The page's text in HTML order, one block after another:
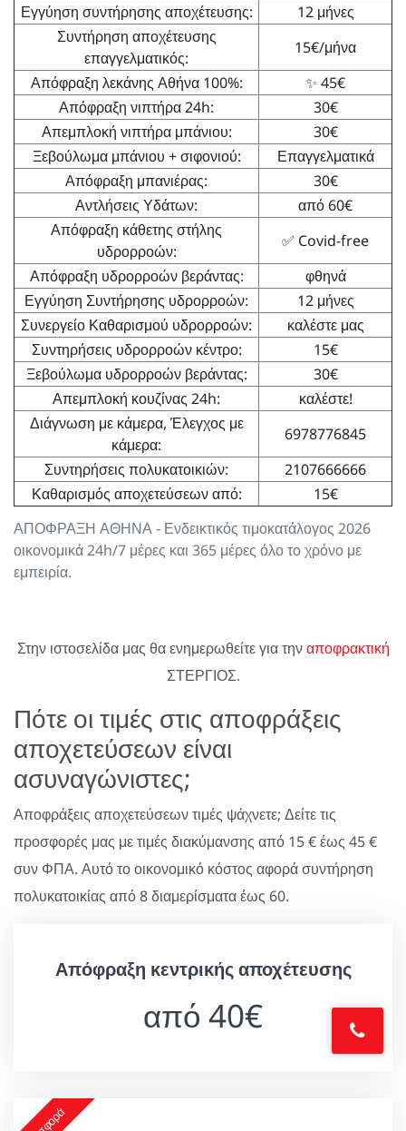
ΑΠΟΦΡΑΞΗ ΑΘΗΝΑ - Ενδεικτικός τιμοκατάλογος 2026
οικονομικά 24h/7 μέρες και 365 μέρες όλο το χρόνο με
εμπειρία.
Εγγύηση συντήρησης αποχέτευσης:
12 μήνες
Συντήρηση αποχέτευσης
επαγγελματικός:
15€/μήνα
Απόφραξη λεκάνης Αθήνα 100%:
✨ 45€
Απόφραξη νιπτήρα 24h:
30€
Απεμπλοκή νιπτήρα μπάνιου:
30€
Ξεβούλωμα μπάνιου + σιφονιού:
Επαγγελματικά
Απόφραξη μπανιέρας:
30€
Αντλήσεις Υδάτων:
από 60€
Απόφραξη κάθετης στήλης
υδρορροών:
✅ Covid-free
Απόφραξη υδρορροών βεράντας:
φθηνά
Εγγύηση Συντήρησης υδρορροών:
12 μήνες
Συνεργείο Καθαρισμού υδρορροών:
καλέστε μας
Συντηρήσεις υδρορροών κέντρο:
15€
Ξεβούλωμα υδρορροών βεράντας:
30€
Απεμπλοκή κουζίνας 24h:
καλέστε!
Διάγνωση με κάμερα, Έλεγχος με
κάμερα:
6978776845
Συντηρήσεις πολυκατοικιών:
2107666666
Καθαρισμός αποχετεύσεων από:
15€
Στην ιστοσελίδα μας θα ενημερωθείτε για τηναποφρακτική
ΣΤΕΡΓΙΟΣ.
Πότε οι τιμές στις αποφράξεις
αποχετεύσεων είναι
ασυναγώνιστες;
Αποφράξεις αποχετεύσεων τιμές ψάχνετε; Δείτε τις
προσφορές μας με τιμές διακύμανσης από 15 € έως 45 €
συν ΦΠΑ. Αυτό το οικονομικό κόστος αφορά συντήρηση
πολυκατοικίας από 8 διαμερίσματα έως 60.
Απόφραξη κεντρικής αποχέτευσης
από 40€